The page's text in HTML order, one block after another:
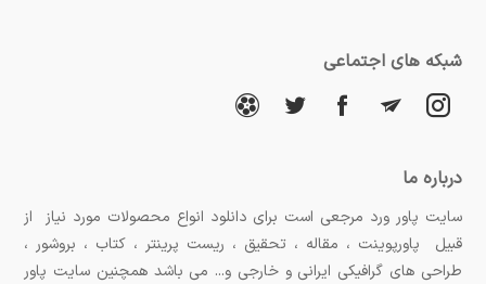
شبکه های اجتماعی
درباره ما
سایت پاور ورد مرجعی است برای دانلود انواع محصولات مورد نیاز از
قبیل پاورپوینت ، مقاله ، تحقیق ، ریست پرینتر ، کتاب ، بروشور ،
طراحی های گرافیکی ایرانی و خارجی و... می باشد همچنین سایت پاور